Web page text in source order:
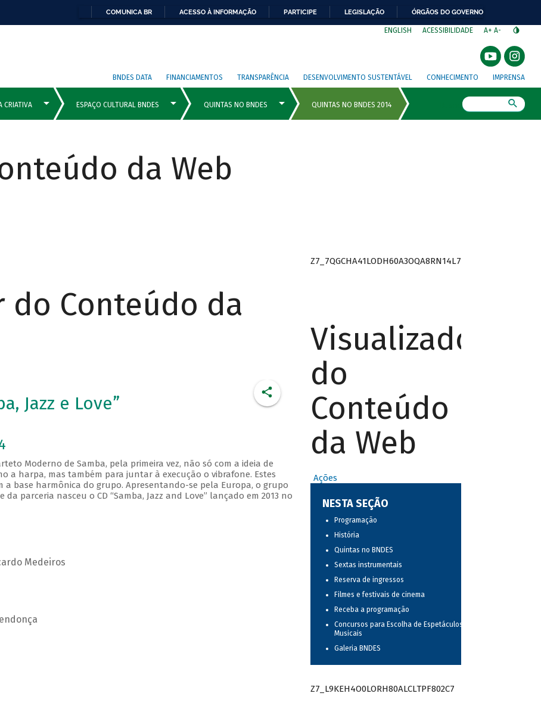
COMUNICA BR ACESSO À INFORMAÇÃO PARTICIPE LEGISLAÇÃO ÓRGÃOS DO GOVERNO
ENGLISH ACESSIBILIDADE A+ A-
BNDES DATA FINANCIAMENTOS TRANSPARÊNCIA DESENVOLVIMENTO SUSTENTÁVEL CONHECIMENTO IMPRENSA
da Web
do Conteúdo da
Jazz e Love”
Moderno de Samba, pela primeira vez, não só com a ideia de
a harpa, mas também para juntar à execução o vibrafone. Estes
base harmônica do grupo. Apresentando-se pela Europa, o grupo
parceria nasceu o CD “Samba, Jazz and Love” lançado em 2013 no
Medeiros
Z7_7QGCHA41LODH60A3OQA8RN14L7
Visualizador
do
Conteúdo
da Web
Ações
NESTA SEÇÃO
Programação
História
Quintas no BNDES
Sextas instrumentais
Reserva de ingressos
Filmes e festivais de cinema
Receba a programação
Concursos para Escolha de Espetáculos
Musicais
Galeria BNDES
Z7_L9KEH4O0LORH80ALCLTPF802C7